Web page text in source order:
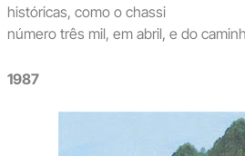
históricas, como o chassi
número três mil, em abril, e do
1987